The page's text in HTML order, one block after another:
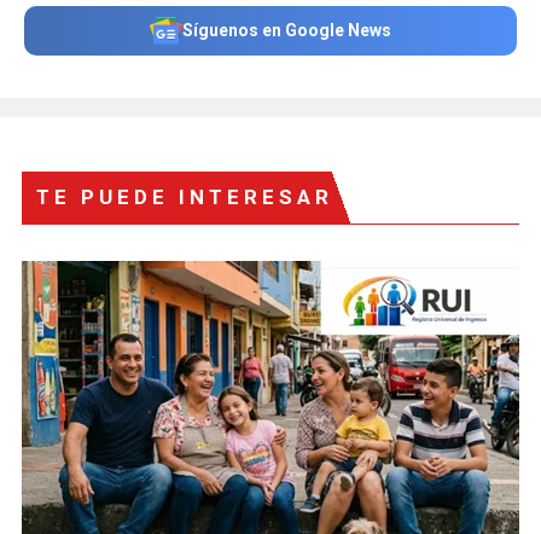
Síguenos en Google News
TE PUEDE INTERESAR